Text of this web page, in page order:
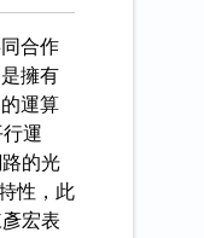
合作
擁有
運算
運
的光
性，此
宏表